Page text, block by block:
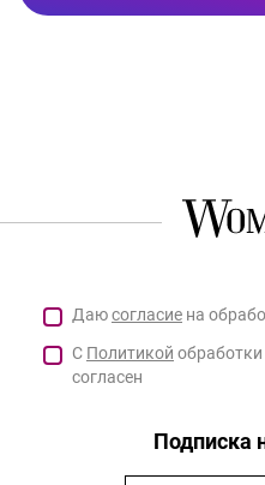
Даюсогласие на
С Политикой
согласен
Подписка